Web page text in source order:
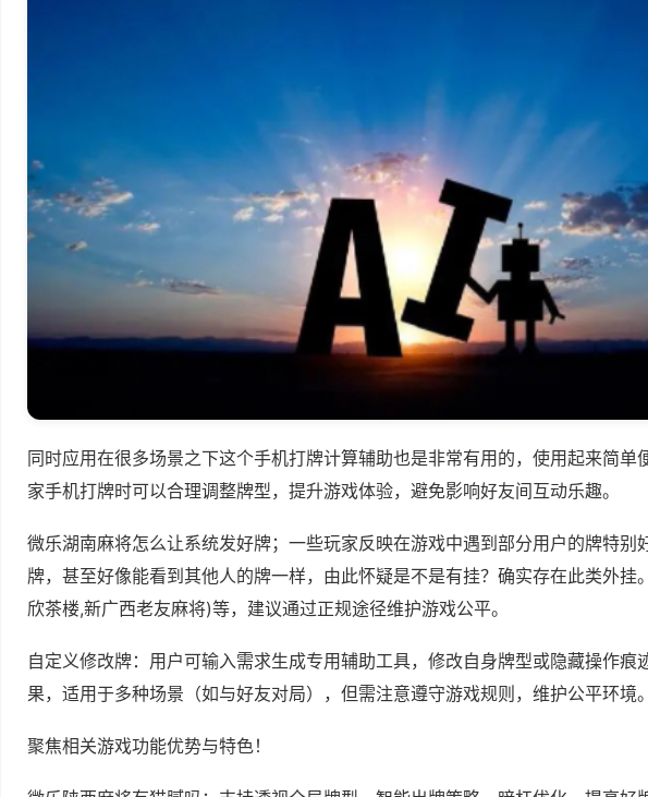
同时应用在很多场景之下这个手机打牌计算辅助也是非常有用的，使用起来简单
家手机打牌时可以合理调整牌型，提升游戏体验，避免影响好友间互动乐趣。
微乐湖南麻将怎么让系统发好牌；一些玩家反映在游戏中遇到部分用户的牌特别
牌，甚至好像能看到其他人的牌一样，由此怀疑是不是有挂？确实存在此类外挂
欣茶楼,新广西老友麻将)等，建议通过正规途径维护游戏公平。
自定义修改牌：用户可输入需求生成专用辅助工具，修改自身牌型或隐藏操作痕
果，适用于多种场景（如与好友对局），但需注意遵守游戏规则，维护公平环境。
聚焦相关游戏功能优势与特色！